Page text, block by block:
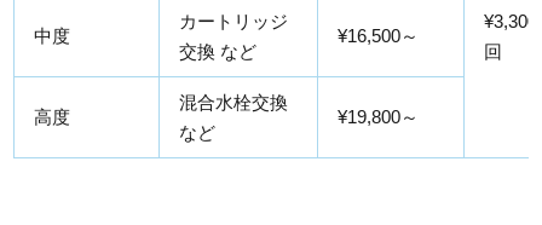
回
中度
カートリッジ
交換 など
¥16,500～
高度
混合水栓交換
など
¥19,800～